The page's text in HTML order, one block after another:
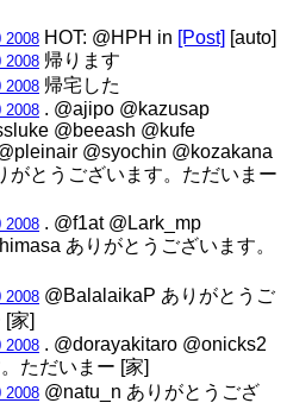
2008 HOT: @HPH in [Post] [auto]
2008 帰ります
2008 帰宅した
2008 . @ajipo @kazusap
@beeash @kufe
@syochin @kozakana
がとうございます。ただいまー
2008 . @f1at @Lark_mp
ありがとうございます。
2008 @BalalaikaP ありがとうご
家]
2008 . @dorayakitaro @onicks2
ただいまー [家]
2008 @natu_n ありがとうござ